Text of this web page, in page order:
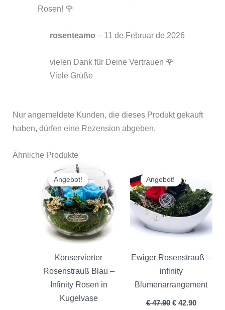
Rosen! 🌹
rosenteamo– 11 de Februar de 2026
vielen Dank für Deine Vertrauen 🌹
Viele Grüße
Nur angemeldete Kunden, die dieses Produkt gekauft
haben, dürfen eine Rezension abgeben.
Ähnliche Produkte
Angebot!
Angebot!
Konservierter
Rosenstrauß Blau –
Infinity Rosen in
Kugelvase
Ursprünglicher
Preis
war:
€ 47.90
Preis
ist:
€ 41.60.
Angebot!
Angebot!
Ewiger Rosenstrauß –
infinity
Blumenarrangement
€47.90
Preis
war:
€ 47.90
€42.90
€ 42.90.